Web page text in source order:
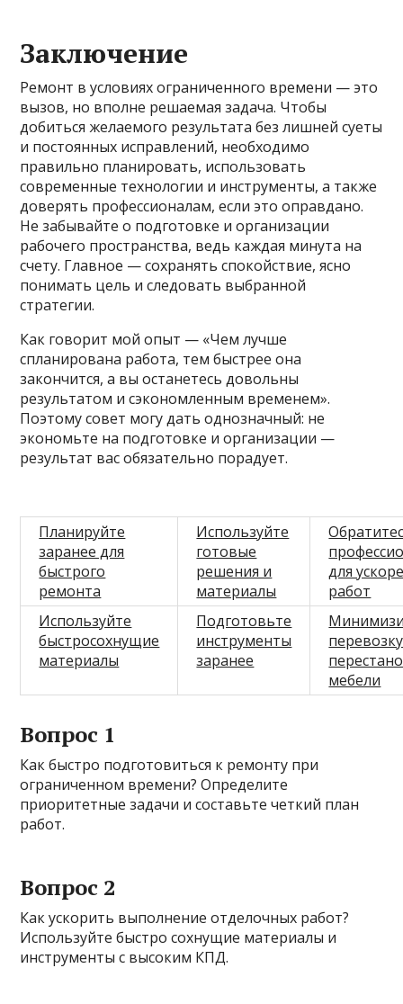
Заключение
Ремонт в условиях ограниченного времени — это
вызов, но вполне решаемая задача. Чтобы
добиться желаемого результата без лишней суеты
и постоянных исправлений, необходимо
правильно планировать, использовать
современные технологии и инструменты, а также
доверять профессионалам, если это оправдано.
Не забывайте о подготовке и организации
рабочего пространства, ведь каждая минута на
счету. Главное — сохранять спокойствие, ясно
понимать цель и следовать выбранной
стратегии.
Как говорит мой опыт — «Чем лучше
спланирована работа, тем быстрее она
закончится, а вы останетесь довольны
результатом и сэкономленным временем».
Поэтому совет могу дать однозначный: не
экономьте на подготовке и организации —
результат вас обязательно порадует.
Планируйте
заранее для
быстрого
ремонта
Используйте
готовые
решения и
материалы
для
работ
Используйте
быстросохнущие
материалы
Подготовьте
инструменты
заранее
мебели
Вопрос 1
Как быстро подготовиться к ремонту при
ограниченном времени? Определите
приоритетные задачи и составьте четкий план
работ.
Вопрос 2
Как ускорить выполнение отделочных работ?
Используйте быстро сохнущие материалы и
инструменты с высоким КПД.